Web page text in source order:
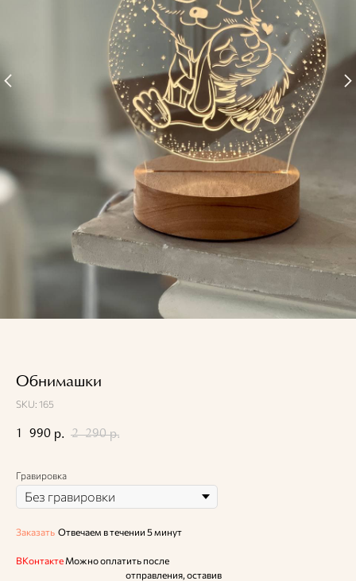
Обнимашки
SKU: 165
1 990 р. 2 290 р.
Гравировка
Заказать Отвечаем в течении 5 минут
ВКонтакте Можно оплатить после
отправления, оставив